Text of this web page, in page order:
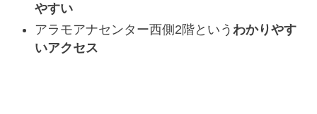
やすい
アラモアナセンター西側2階というわかりやす
いアクセス